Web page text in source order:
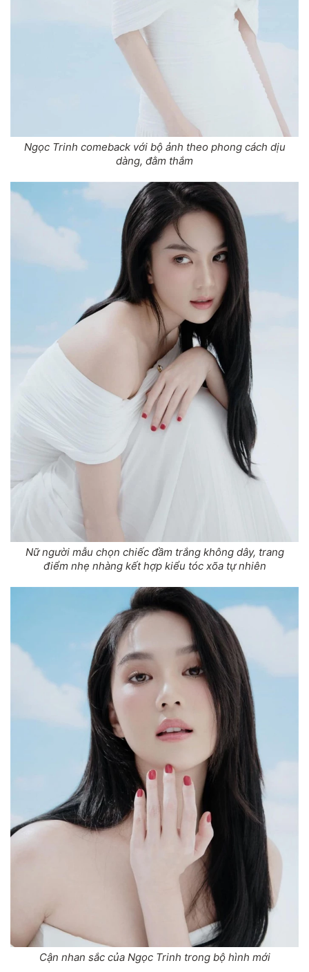
Ngọc Trinh comeback với bộ ảnh theo phong cách dịu
dàng, đằm thắm
Nữ người mẫu chọn chiếc đầm trắng không dây, trang
điểm nhẹ nhàng kết hợp kiểu tóc xõa tự nhiên
Cận nhan sắc của Ngọc Trinh trong bộ hình mới